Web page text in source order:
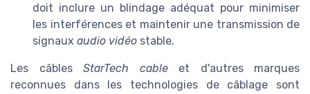
doit inclure un blindage adéquat pour minimiser
les interférences et maintenir une transmission de
signaux audio vidéo stable.
Les câbles StarTech cableet d'autres marques
reconnues dans les technologies de câblage sont